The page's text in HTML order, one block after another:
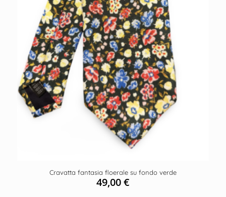
Cravatta fantasia floerale su fondo verde
49,00€